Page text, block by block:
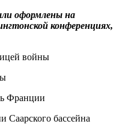
оформлены на
конференциях,
войны
Франции
Саарского бассейна